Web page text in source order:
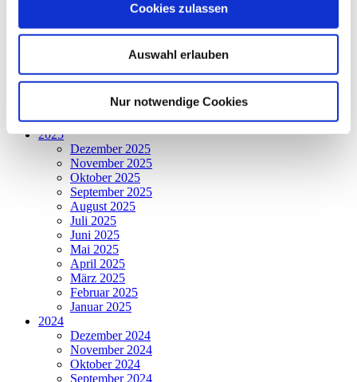
Cookies zulassen
Auswahl erlauben
Nur notwendige Cookies
Juli 2026
April 2026
Februar 2026
Januar 2026
2025
Dezember 2025
November 2025
Oktober 2025
September 2025
August 2025
Juli 2025
Juni 2025
Mai 2025
April 2025
März 2025
Februar 2025
Januar 2025
2024
Dezember 2024
November 2024
Oktober 2024
September 2024